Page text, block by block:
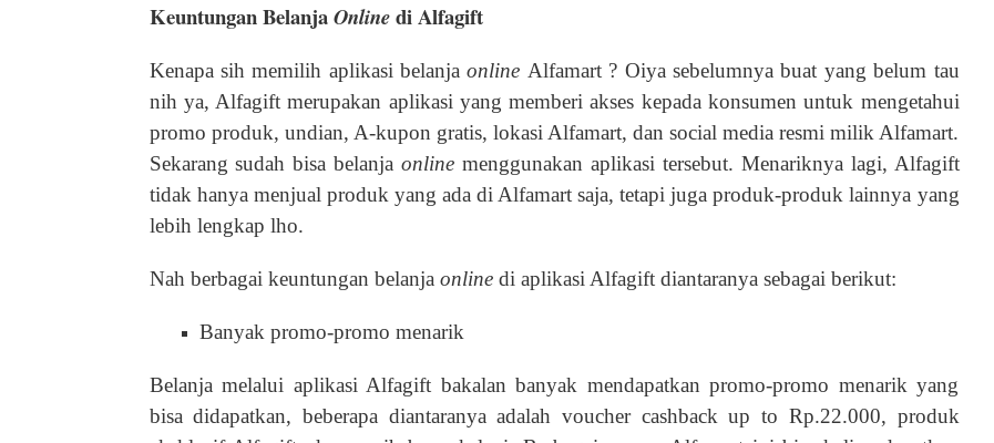
Keuntungan BelanjaOnlinedi Alfagift
Kenapa sih memilih aplikasi belanjaonline Alfamart ? Oiya sebelumnya buat yang belum tau
nih ya, Alfagift merupakan aplikasi yang memberi akses kepada konsumen untuk mengetahui
promo produk, undian, A-kupon gratis, lokasi Alfamart, dan social media resmi milik Alfamart.
Sekarang sudah bisa belanjaonlinemenggunakan aplikasi tersebut. Menariknya lagi, Alfagift
tidak hanya menjual produk yang ada di Alfamart saja, tetapi juga produk-produk lainnya yang
lebih lengkap lho.
Nah berbagai keuntungan belanja online di aplikasi Alfagift diantaranya sebagai berikut:
Banyak promo-promo menarik
Belanja melalui aplikasi Alfagift bakalan banyak mendapatkan promo-promo menarik yang
bisa didapatkan, beberapa diantaranya adalah voucher cashback up to Rp.22.000, produk